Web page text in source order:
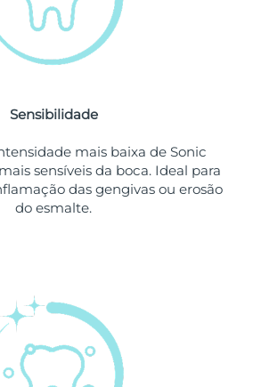
Sensibilidade
mais baixa de Sonic
sensíveis da boca. Ideal para
das gengivas ou erosão
do esmalte.
Entrega prevista
Entrega prevista
Entrega prevista16/08/2026
Entrega prevista
Entrega prevista
Entrega prevista